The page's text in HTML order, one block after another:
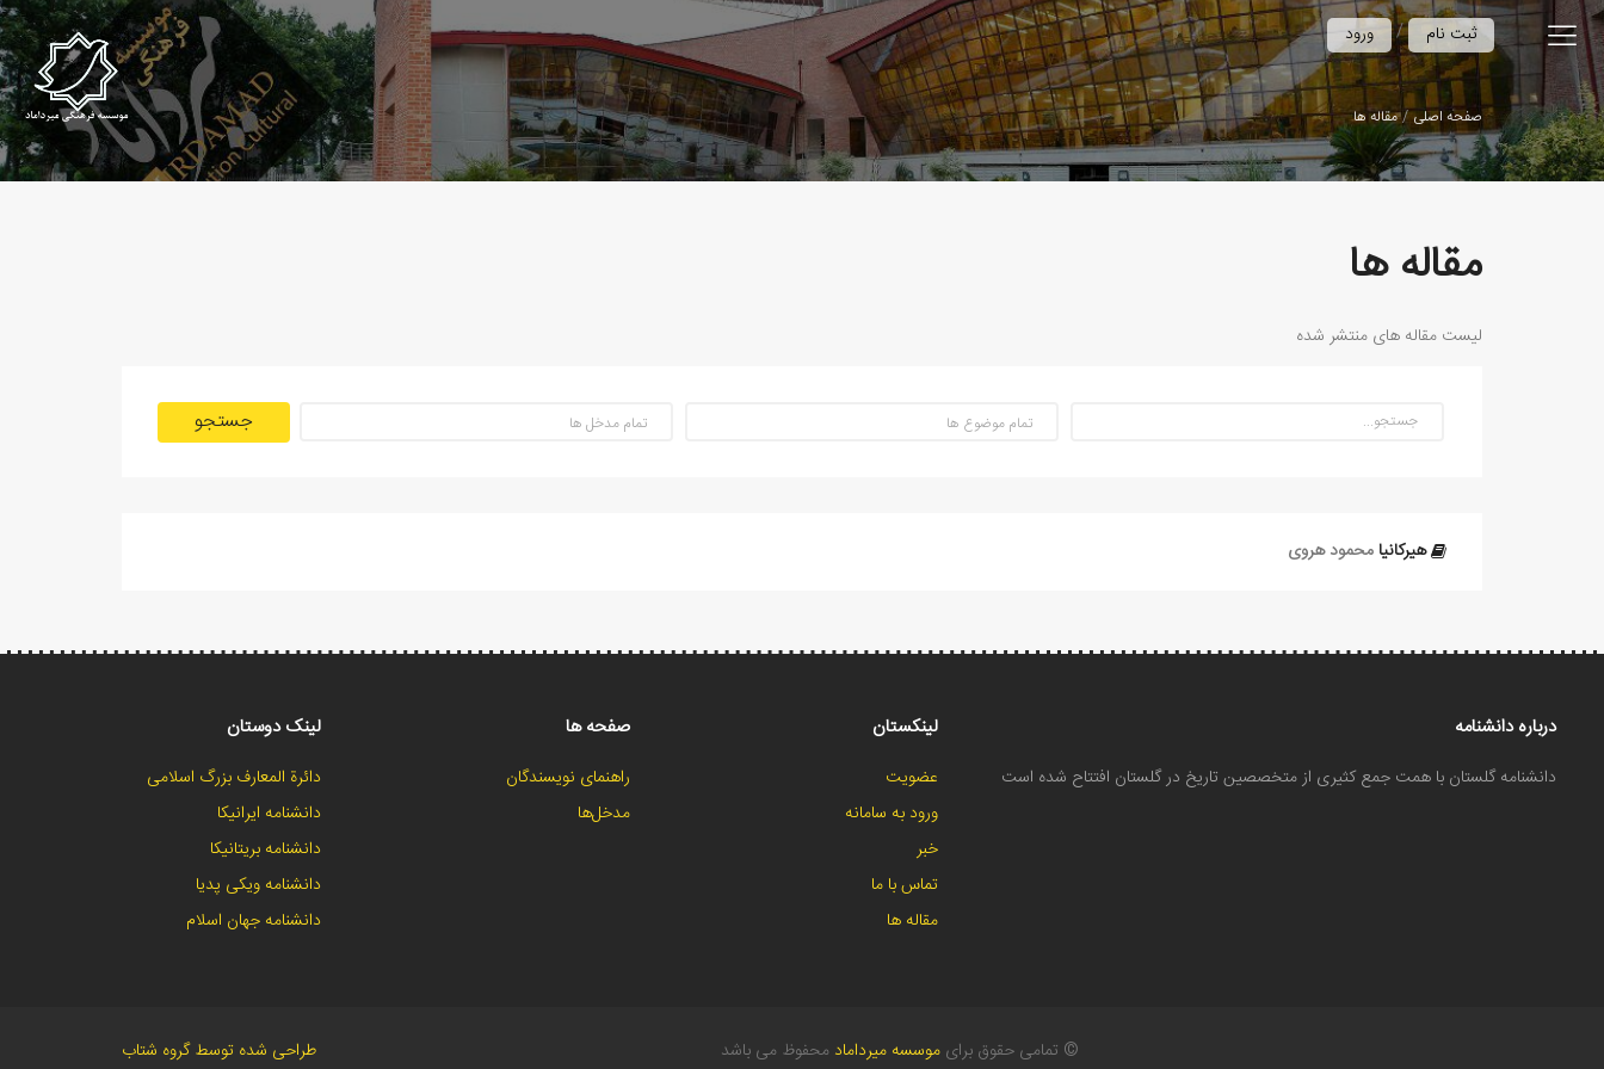
ورود / ثبت نام
صفحه اصلی مقاله ها
مقاله ها
لیست مقاله های منتشر شده
جستجو
هيركانيا محمود هروی
درباره دانشنامه
دانشنامه گلستان با همت جمع کثیری از متخصصین تاریخ در گلستان افتتاح شده است
لینکستان
عضویت
ورود به سامانه
خبر
تماس با ما
مقاله ها
صفحه ها
راهنمای نویسندگان
مدخل‌ها
لینک دوستان
دائرة المعارف بزرگ اسلامی
دانشنامه ایرانیکا
دانشنامه بریتانیکا
دانشنامه ویکی پدیا
دانشنامه جهان اسلام
طراحی شده توسط گروه شتاب © تمامی حقوق برای موسسه میرداماد محفوظ می باشد